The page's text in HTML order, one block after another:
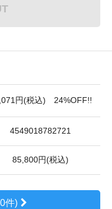
円(税込) 24%OFF!!
4549018782721
85,800円(税込)
件)